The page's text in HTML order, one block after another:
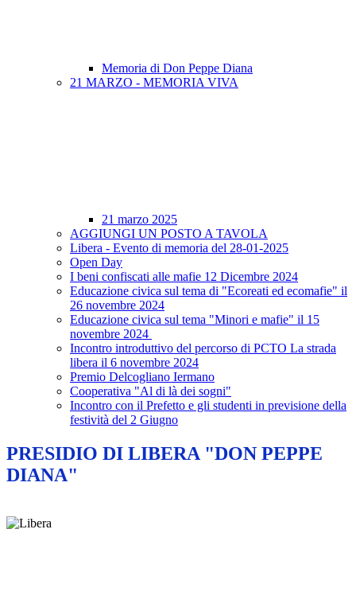
Memoria di Don Peppe Diana
21 MARZO - MEMORIA VIVA
21 marzo 2025
AGGIUNGI UN POSTO A TAVOLA
Libera - Evento di memoria del 28-01-2025
Open Day
I beni confiscati alle mafie 12 Dicembre 2024
Educazione civica sul tema di "Ecoreati ed ecomafie" il
26 novembre 2024
Educazione civica sul tema "Minori e mafie" il 15
novembre 2024
Incontro introduttivo del percorso di PCTO La strada
libera il 6 novembre 2024
Premio Delcogliano Iermano
Cooperativa "Al di là dei sogni"
Incontro con il Prefetto e gli studenti in previsione della
festività del 2 Giugno
PRESIDIO DI LIBERA "DON PEPPE
DIANA"